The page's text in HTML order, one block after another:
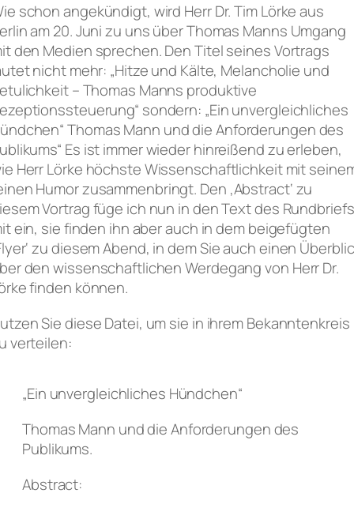
schon angekündigt, wird Herr Dr. Tim Lörke aus
am 20. Juni zu uns über Thomas Manns Umgang
den Medien sprechen. Den Titel seines Vortrags
nicht mehr: „Hitze und Kälte, Melancholie und
– Thomas Manns produktive
sondern: „Ein unvergleichliches
Thomas Mann und die Anforderungen des
Es ist immer wieder hinreißend zu erleben,
Herr Lörke höchste Wissenschaftlichkeit mit
Humor zusammenbringt. Den ‚Abstract‘ zu
Vortrag füge ich nun in den Text des Rundbriefs
ein, sie finden ihn aber auch in dem beigefügten
zu diesem Abend, in dem Sie auch einen
den wissenschaftlichen Werdegang von Herr Dr.
finden können.
Sie diese Datei, um sie in ihrem Bekanntenkreis
verteilen:
„Ein unvergleichliches Hündchen“
Thomas Mann und die Anforderungen des
Publikums.
Abstract: